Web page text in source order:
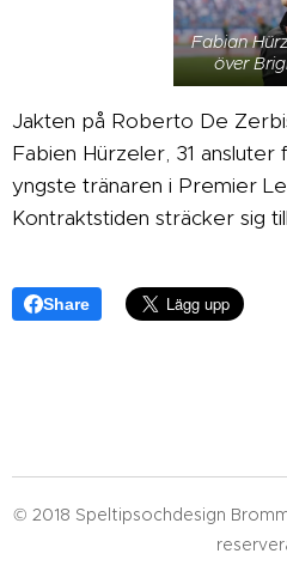
Fabian
över
Jakten på Roberto De
Fabien Hürzeler, 31 ansluter
yngste tränaren i Premier
Kontraktstiden sträcker sig
Share
© 2018 Speltipsochdesign